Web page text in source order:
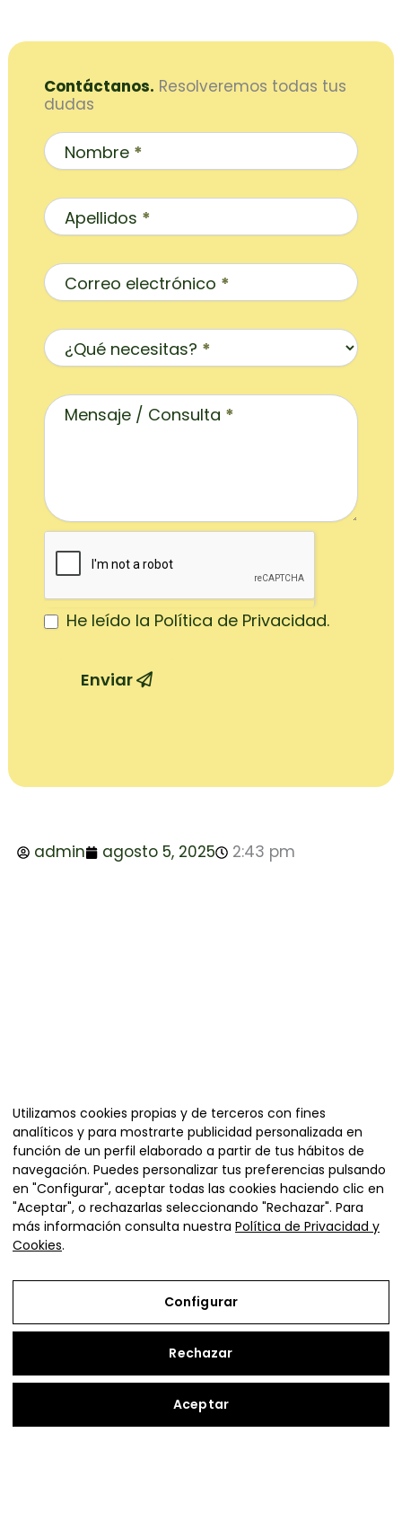
Contáctanos. Resolveremos todas tus
dudas
Inicio
Nombre *
Apellidos *
Correo electrónico *
¿Qué necesitas? *
Mensaje / Consulta *
He leído la Política de Privacidad.
Enviar
admin agosto 5, 2025 2:43 pm
Organiza
Ejea de los Caballeros (Zaragoza)
vivienda@adefo.com+34 976 67 72 72
Copyright © 2026 | Vive en Cinco Villas
Utilizamos cookies propias y de terceros con fines
analíticos y para mostrarte publicidad personalizada en
función de un perfil elaborado a partir de tus hábitos de
navegación. Puedes personalizar tus preferencias pulsando
en "Configurar", aceptar todas las cookies haciendo clic en
"Aceptar", o rechazarlas seleccionando "Rechazar". Para
más información consulta nuestra Política de Privacidad y
Cookies.
Configurar
Rechazar
Aceptar